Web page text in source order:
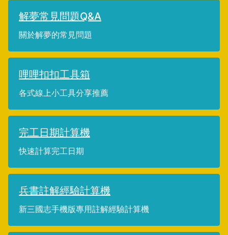
解夢常見問題Q&A
關於解夢的常見問題
哩哩扣扣工具箱
各式線上小工具分享推薦
完工日期計算機
快速計算完工日期
兵書註解經驗計算機
新三國志手機版專用註解經驗計算機